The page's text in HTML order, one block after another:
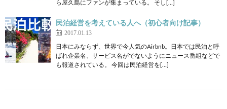
ら屋久島にファンが集まっている。 そし[…]
民泊経営を考えている人へ（初心者向け記事）
2017.01.13
日本にみならず、世界で今人気のAirbnb。日本では民泊と呼
ばれ企業名、サービス名がでないようにニュース番組などで
も報道されている。 今回は民泊経営を[…]